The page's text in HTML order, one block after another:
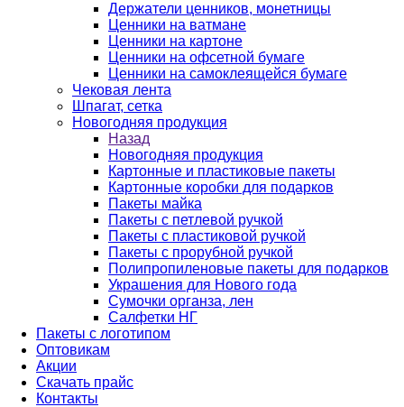
Держатели ценников, монетницы
Ценники на ватмане
Ценники на картоне
Ценники на офсетной бумаге
Ценники на самоклеящейся бумаге
Чековая лента
Шпагат, сетка
Новогодняя продукция
Назад
Новогодняя продукция
Картонные и пластиковые пакеты
Картонные коробки для подарков
Пакеты майка
Пакеты с петлевой ручкой
Пакеты с пластиковой ручкой
Пакеты с прорубной ручкой
Полипропиленовые пакеты для подарков
Украшения для Нового года
Сумочки органза, лен
Салфетки НГ
Пакеты с логотипом
Оптовикам
Акции
Скачать прайс
Контакты